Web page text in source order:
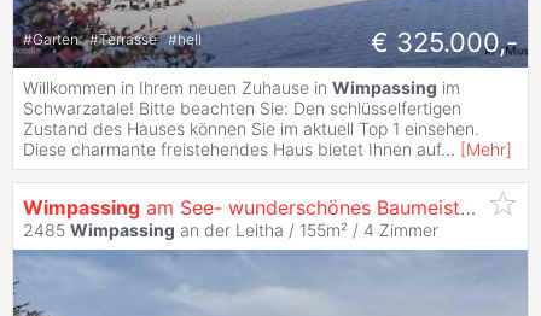
#Garten #Terrasse #hell € 325.000,-
Willkommen in Ihrem neuen Zuhause in Wimpassing im
Schwarzatale! Bitte beachten Sie: Den schlüsselfertigen
Zustand des Hauses können Sie im aktuell Top 1 einsehen.
Diese charmante freistehendes Haus bietet Ihnen auf... [Mehr]
Wimpassing am See- wunderschönes Baumeisterhaus in Holzriegelbau für gesundes Wohnen mit Fernblick 3 Gehminuten zum See
2485 Wimpassing an der Leitha / 155m² / 4 Zimmer